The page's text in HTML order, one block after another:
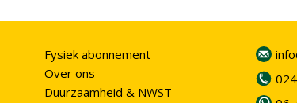
Fysiek abonnement
Over ons
Duurzaamheid & NWST